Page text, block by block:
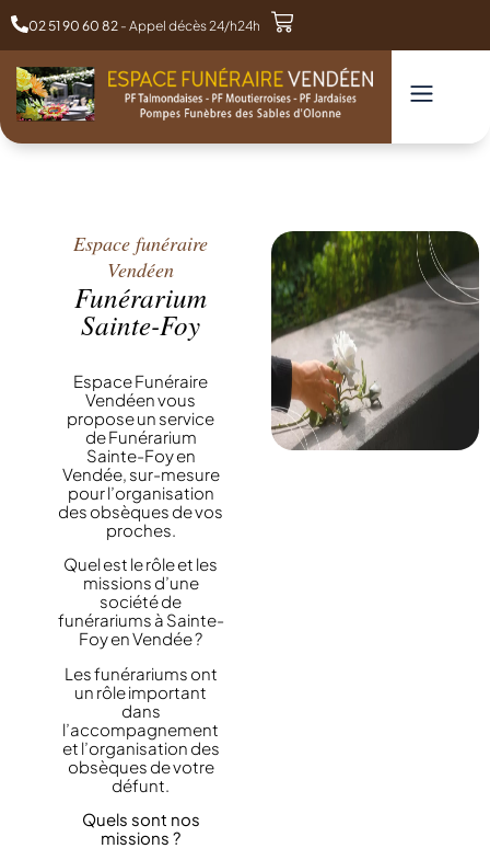
02 51 90 60 82 - Appel décès 24/h24h
Espace funéraire
Vendéen
Funérarium
Sainte-Foy
Espace Funéraire
Vendéen vous
propose un service
de Funérarium
Sainte-Foy en
Vendée, sur-mesure
pour l’organisation
des obsèques de vos
proches.
Quel est le rôle et les
missions d’une
société de
funérariums à Sainte-
Foy en Vendée ?
Les funérariums ont
un rôle important
dans
l’accompagnement
et l’organisation des
obsèques de votre
défunt.
Quels sont nos
missions ?